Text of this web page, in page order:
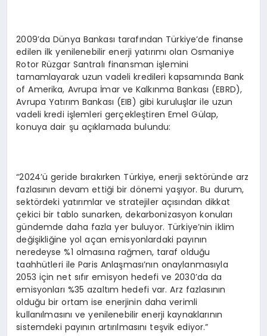
2009’da Dünya Bankası tarafından Türkiye’de finanse
edilen ilk yenilenebilir enerji yatırımı olan Osmaniye
Rotor Rüzgar Santralı finansman işlemini
tamamlayarak uzun vadeli kredileri kapsamında Bank
of Amerika, Avrupa İmar ve Kalkınma Bankası (EBRD),
Avrupa Yatırım Bankası (EIB) gibi kuruluşlar ile uzun
vadeli kredi işlemleri gerçekleştiren Emel Gülap,
konuya dair şu açıklamada bulundu:
“2024’ü geride bırakırken Türkiye, enerji sektöründe arz
fazlasının devam ettiği bir dönemi yaşıyor. Bu durum,
sektördeki yatırımlar ve stratejiler açısından dikkat
çekici bir tablo sunarken, dekarbonizasyon konuları
gündemde daha fazla yer buluyor. Türkiye’nin iklim
değişikliğine yol açan emisyonlardaki payının
neredeyse %1 olmasına rağmen, taraf olduğu
taahhütleri ile Paris Anlaşması’nın onaylanmasıyla
2053 için net sıfır emisyon hedefi ve 2030’da da
emisyonları %35 azaltım hedefi var. Arz fazlasının
olduğu bir ortam ise enerjinin daha verimli
kullanılmasını ve yenilenebilir enerji kaynaklarının
sistemdeki payının artırılmasını teşvik ediyor.”